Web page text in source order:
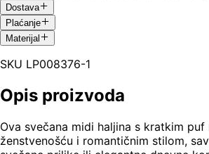
Dostava
Plaćanje
Materijal
SKU LP008376-1
Opis proizvoda
Ova svečana midi haljina s kratkim
ženstvenošću i romantičnim stilom,